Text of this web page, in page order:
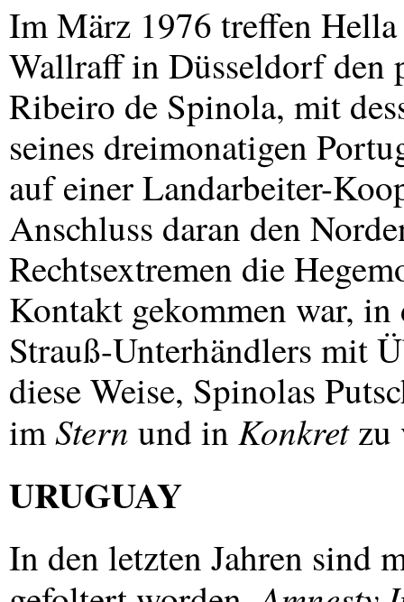
Im März 1976 treffen
Wallraff in Düsseldorf den
Ribeiro de Spinola, mit
seines dreimonatigen
auf einer Landarbeiter-
Anschluss daran den
Rechtsextremen die
Kontakt gekommen war,
Strauß-Unterhändlers mit
diese Weise, Spinolas
imStern und in Konkretzu
URUGUAY
In den letzten Jahren sind